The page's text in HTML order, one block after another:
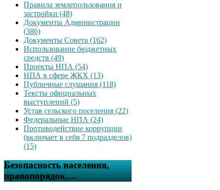
Правила землепользования и
застройки (48)
Документы Администрации
(386)
Документы Совета (162)
Использование бюджетных
средств (49)
Проекты НПА (54)
НПА в сфере ЖКХ (13)
Публичные слушания (118)
Тексты официальных
выступлений (5)
Устав сельского поселения (22)
Федеральные НПА (24)
Противодействие коррупции
(включает в себя 7 подразделов)
(15)
Безопасность населения,
правопорядок….